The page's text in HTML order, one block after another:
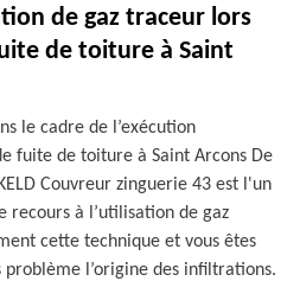
de gaz traceur lors
de toiture à Saint
le cadre de l’exécution
fuite de toiture à Saint Arcons De
Couvreur zinguerie 43 est l'un
recours à l’utilisation de gaz
cette technique et vous êtes
l’origine des infiltrations.